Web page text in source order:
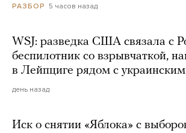
РАЗБОР 5 часов назад
WSJ: разведка США связала с
беспилотник со взрывчаткой,
в Лейпциге рядом с
день назад
Иск о снятии «Яблока» с